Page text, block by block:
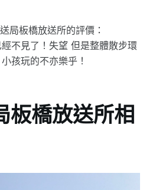
局板橋放送所的評價：
不見了！失望 但是整體散步環
孩玩的不亦樂乎！
板橋放送所相